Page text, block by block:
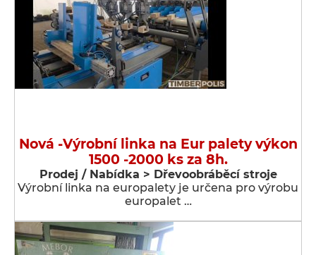
Nová -Výrobní linka na Eur palety výkon
1500 -2000 ks za 8h.
Prodej / Nabídka > Dřevoobráběcí stroje
Výrobní linka na europalety je určena pro výrobu
europalet …